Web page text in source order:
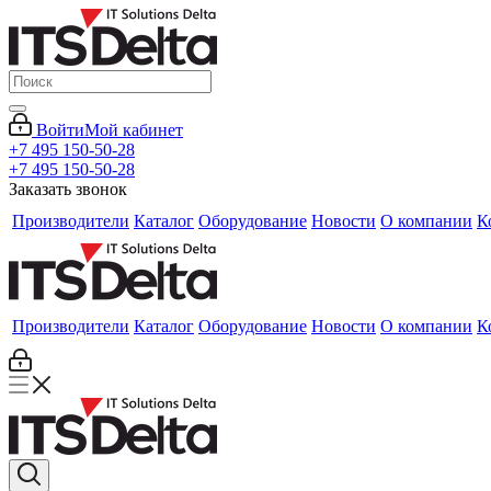
ВойтиМой кабинет
+7 495 150-50-28
+7 495 150-50-28
Заказать звонок
Производители Каталог Оборудование Новости О компании
Производители Каталог Оборудование Новости О компании